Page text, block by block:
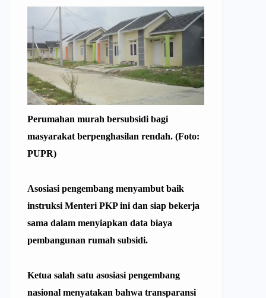
Perumahan murah bersubsidi bagi
masyarakat berpenghasilan rendah. (Foto:
PUPR)
Asosiasi pengembang menyambut baik
instruksi Menteri PKP ini dan siap bekerja
sama dalam menyiapkan data biaya
pembangunan rumah subsidi.
Ketua salah satu asosiasi pengembang
nasional menyatakan bahwa transparansi